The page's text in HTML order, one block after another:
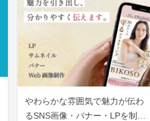
やわらかな雰囲気で魅力が伝わ
るSNS画像・バナー・LPを制作